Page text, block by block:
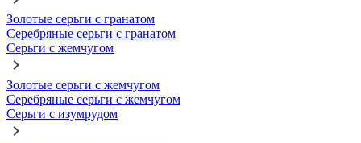
Золотые серьги с гранатом
Серебряные серьги с гранатом
Серьги с жемчугом
Золотые серьги с жемчугом
Серебряные серьги с жемчугом
Серьги с изумрудом